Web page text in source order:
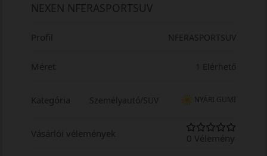
NEXEN NFERASPORTSUV
Profil NFERASPORTSUV
Méret 1 Elérhető
Kategória Személyautó/SUV NYÁRI GUMI
Vásárlói vélemények 0 Vélemény